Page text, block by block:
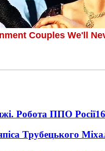
Робота ППО Росії
Трубецького